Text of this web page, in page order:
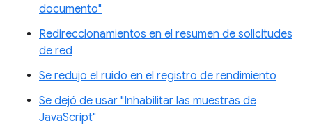
documento"
Redireccionamientos en el resumen de solicitudes
de red
Se redujo el ruido en el registro de rendimiento
Se dejó de usar "Inhabilitar las muestras de
JavaScript"